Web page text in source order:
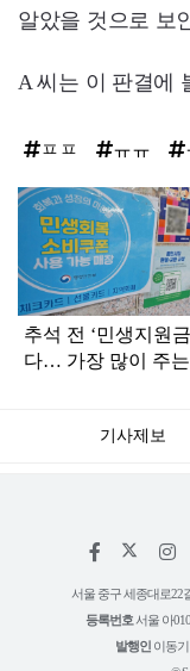
알았을 것으로 보
A 씨는 이 판결에
ㅍㅍ ㅠㅠ
탑
라
추석 전 ‘민생지원
다… 가장 많이 주
기사제보
페
스
인
타
램
서울 중구 세종대로22
등록번호 서울 아
발행인 이동기